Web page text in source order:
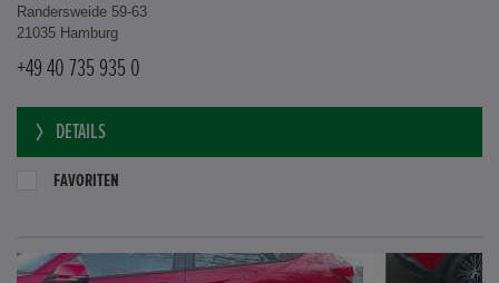
Randersweide 59-63
21035 Hamburg
+49 40 735 935 0
DETAILS
FAVORITEN